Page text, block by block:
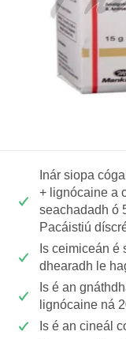
Inár siopa
+ lignócaine a
seachadadh ó
Pacáistiú
Is ceimiceán
dhearadh le
Is é an
lignócaine ná
Is é an cineál